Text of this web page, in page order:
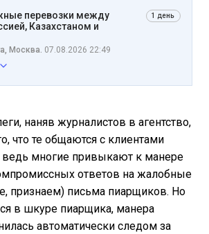
перевозки между
Казахстаном и
1 день
Москва. 07.08.2026 22:49
наняв журналистов в агентство,
что те общаются с клиентами
многие привыкают к манере
ответов на жалобные
признаем) письма пиарщиков. Но
в шкуре пиарщика, манера
автоматически следом за